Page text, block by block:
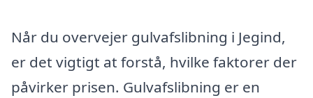
Når du overvejer gulvafslibning i Jegind,
er det vigtigt at forstå, hvilke faktorer der
påvirker prisen. Gulvafslibning er en